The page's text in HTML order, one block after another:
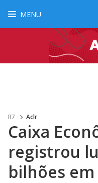
MENU
R7 Aclr
Caixa
registrou
bilhões em